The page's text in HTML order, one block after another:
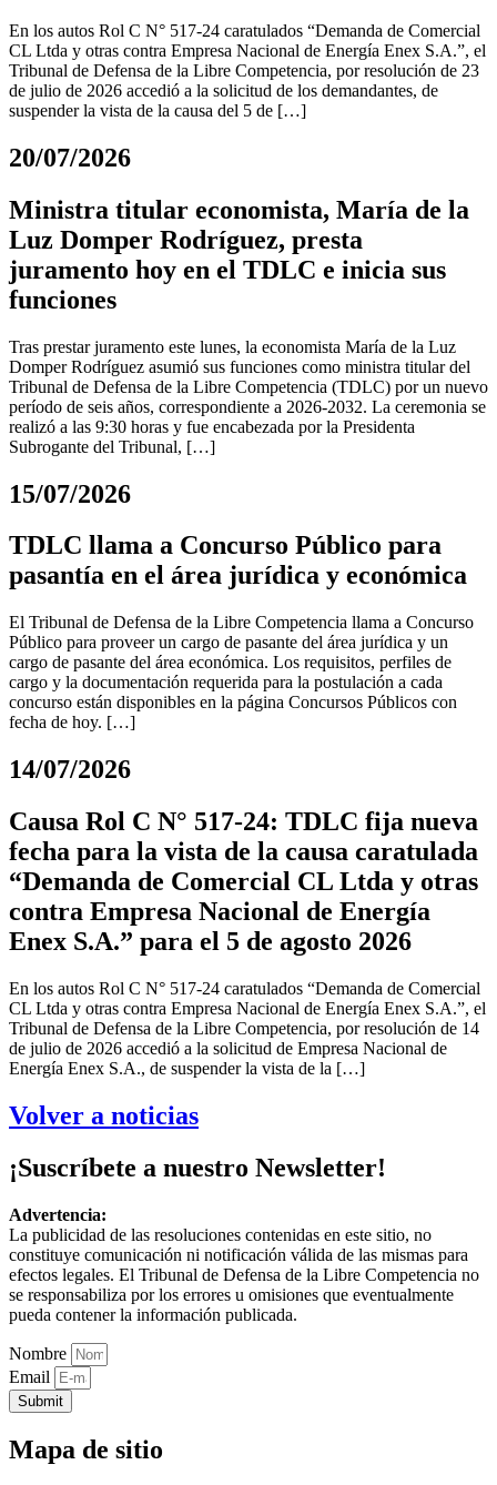
En los autos Rol C N° 517-24 caratulados “Demanda de Comercial
CL Ltda y otras contra Empresa Nacional de Energía Enex S.A.”, el
Tribunal de Defensa de la Libre Competencia, por resolución de 23
de julio de 2026 accedió a la solicitud de los demandantes, de
suspender la vista de la causa del 5 de […]
20/07/2026
Ministra titular economista, María de la
Luz Domper Rodríguez, presta
juramento hoy en el TDLC e inicia sus
funciones
Tras prestar juramento este lunes, la economista María de la Luz
Domper Rodríguez asumió sus funciones como ministra titular del
Tribunal de Defensa de la Libre Competencia (TDLC) por un nuevo
período de seis años, correspondiente a 2026-2032. La ceremonia se
realizó a las 9:30 horas y fue encabezada por la Presidenta
Subrogante del Tribunal, […]
15/07/2026
TDLC llama a Concurso Público para
pasantía en el área jurídica y económica
El Tribunal de Defensa de la Libre Competencia llama a Concurso
Público para proveer un cargo de pasante del área jurídica y un
cargo de pasante del área económica. Los requisitos, perfiles de
cargo y la documentación requerida para la postulación a cada
concurso están disponibles en la página Concursos Públicos con
fecha de hoy. […]
14/07/2026
Causa Rol C N° 517-24: TDLC fija nueva
fecha para la vista de la causa caratulada
“Demanda de Comercial CL Ltda y otras
contra Empresa Nacional de Energía
Enex S.A.” para el 5 de agosto 2026
En los autos Rol C N° 517-24 caratulados “Demanda de Comercial
CL Ltda y otras contra Empresa Nacional de Energía Enex S.A.”, el
Tribunal de Defensa de la Libre Competencia, por resolución de 14
de julio de 2026 accedió a la solicitud de Empresa Nacional de
Energía Enex S.A., de suspender la vista de la […]
Volver a noticias
¡Suscríbete a nuestro Newsletter!
Advertencia:
La publicidad de las resoluciones contenidas en este sitio, no
constituye comunicación ni notificación válida de las mismas para
efectos legales. El Tribunal de Defensa de la Libre Competencia no
se responsabiliza por los errores u omisiones que eventualmente
pueda contener la información publicada.
Nombre
Email
Submit
Mapa de sitio